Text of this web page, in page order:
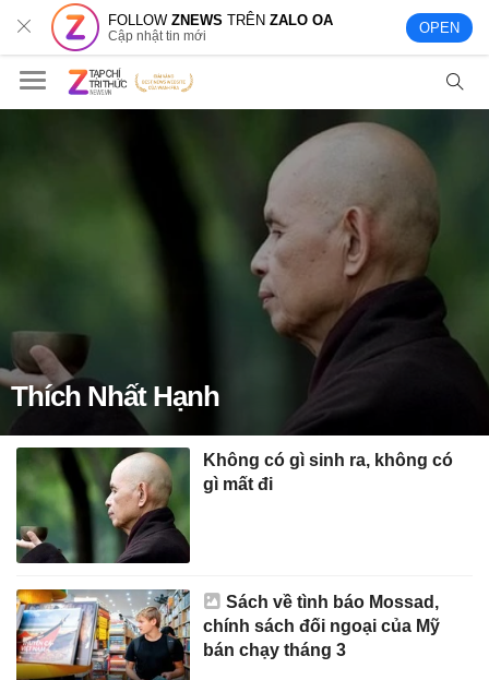
FOLLOWZNEWS TRÊNZALO OA
Cập nhật tin mới OPEN
Thích Nhất Hạnh
Không có gì sinh ra, không có
gì mất đi
Sách về tình báo Mossad,
chính sách đối ngoại của Mỹ
bán chạy tháng 3